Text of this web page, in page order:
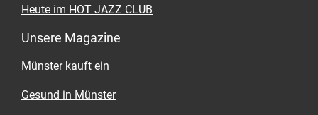
Heute im HOT JAZZ CLUB
Unsere Magazine
Münster kauft ein
Gesund in Münster